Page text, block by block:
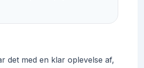
det med en klar oplevelse af,